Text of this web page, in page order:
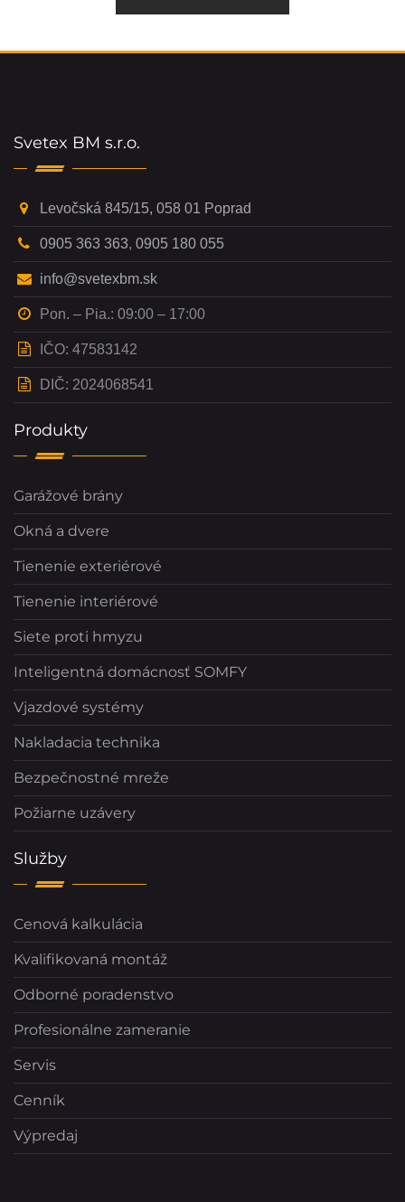
Svetex BM s.r.o.
Levočská 845/15, 058 01 Poprad
0905 363 363, 0905 180 055
info@svetexbm.sk
Pon. – Pia.: 09:00 – 17:00
IČO: 47583142
DIČ: 2024068541
Produkty
Garážové brány
Okná a dvere
Tienenie exteriérové
Tienenie interiérové
Siete proti hmyzu
Inteligentná domácnosť SOMFY
Vjazdové systémy
Nakladacia technika
Bezpečnostné mreže
Požiarne uzávery
Služby
Cenová kalkulácia
Kvalifikovaná montáž
Odborné poradenstvo
Profesionálne zameranie
Servis
Cenník
Výpredaj